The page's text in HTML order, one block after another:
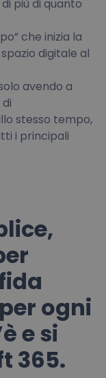
più di quanto
che inizia la
digitale al
avendo a
stesso tempo,
i principali
ogni
e si
365.